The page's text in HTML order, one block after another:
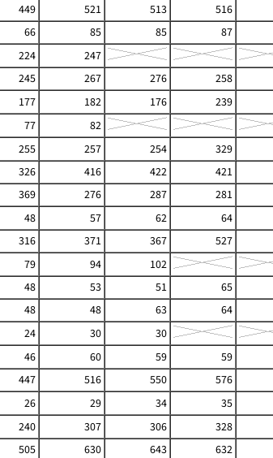
449 521 513 516
66 85 85 87
224
247
245 267 276 258
177 182 176 239
77
82
255 257 254 329
326 416 422 421
369 276 287 281
48 57 62 64
316 371 367 527
79 94
102
48 53 51 65
48 48 63 64
24 30
30
46 60 59 59
447 516 550 576
26 29 34 35
240 307 306 328
505 630 643 632